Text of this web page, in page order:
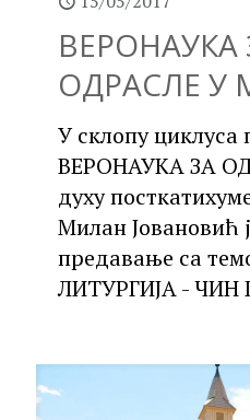
ВЕРОНАУКА
ОДРАСЛЕ У
У склопу
ВЕРОНАУКА ЗА
духу
Милан Јовановић
предавање са
ЛИТУРГИЈА -